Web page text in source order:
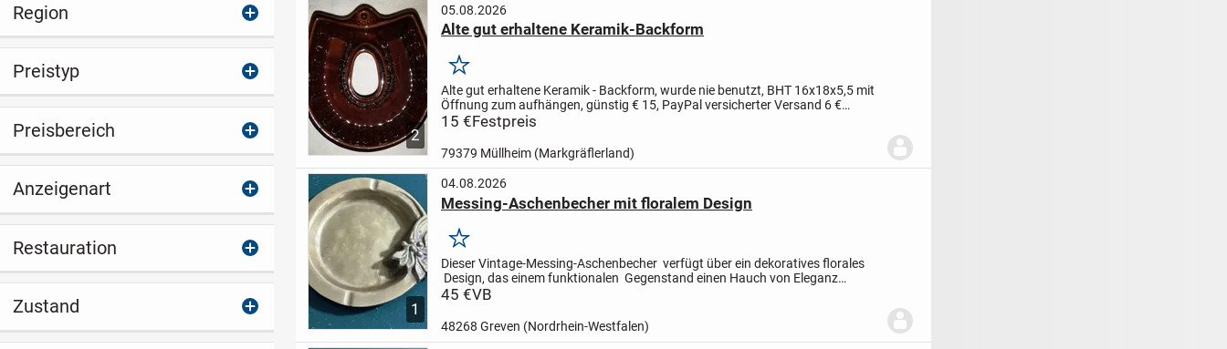
2
05.08.2026
Alte gut erhaltene Keramik-Backform
Merken
Alte gut erhaltene Keramik - Backform, wurde nie benutzt, BHT 16x18x5,5 mit
Öffnung zum aufhängen, günstig € 15, PayPal versicherter Versand 6 €
möglich.
15 €Festpreis
79379 Müllheim (Markgräflerland)
1
04.08.2026
Messing-Aschenbecher mit floralem Design
Merken
Dieser Vintage-Messing-Aschenbecher verfügt über ein dekoratives florales
Design, das einem funktionalen Gegenstand einen Hauch von Eleganz
verleiht. Messing-Aschenbecher waren in der Mitte des...
45 €VB
48268 Greven (Nordrhein-Westfalen)
Region
Preistyp
Preisbereich
Anzeigenart
Restauration
Zustand